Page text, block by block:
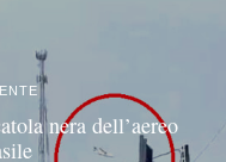
nera dell’aereo